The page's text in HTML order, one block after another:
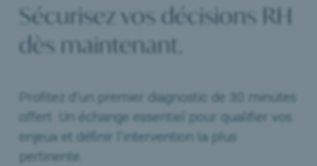
Sécurisez vos décisions RH
dès maintenant.
Profitez d’un premier diagnostic de 30 minutes
offert. Un échange essentiel pour qualifier vos
enjeux et définir l’intervention la plus
pertinente.